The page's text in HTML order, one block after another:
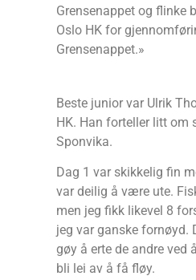
Grensenappet og flinke
Oslo HK for
Grensenappet.»
Beste junior var Ulrik
HK. Han forteller litt om
Sponvika.
Dag 1 var skikkelig fin
var deilig å være ute.
men jeg fikk likevel 8
jeg var ganske fornøyd.
gøy å erte de andre ved
bli lei av å få fløy.